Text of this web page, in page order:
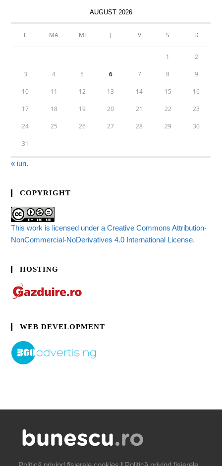
AUGUST 2026
L MA MI J V S D
1 2
3 4 5 6 7 8 9
10 11 12 13 14 15 16
17 18 19 20 21 22 23
24 25 26 27 28 29 30
31
« iun.
COPYRIGHT
This work is licensed under a Creative Commons Attribution-
NonCommercial-NoDerivatives 4.0 International License.
HOSTING
WEB DEVELOPMENT